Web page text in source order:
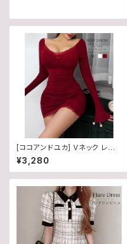
GFTB
[ココアンドユカ] Vネック レー
ス 胸 パット 付 ドレス ミニ ワン
ピース かわいい 長袖 キャバ タ
イト リボン ミニワンピ フレア ス
¥3,280